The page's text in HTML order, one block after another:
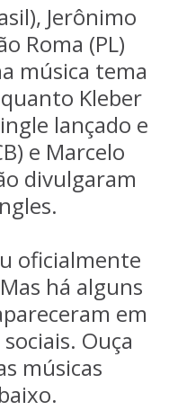
Jerônimo
Roma (PL)
música tema
Kleber
lançado e
e Marcelo
divulgaram
oficialmente
há alguns
em
Ouça
músicas